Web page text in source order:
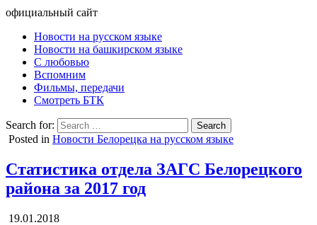
официальный сайт
Новости на русском языке
Новости на башкирском языке
С любовью
Вспомним
Фильмы, передачи
Смотреть БТК
Search for:
Posted in Новости Белорецка на русском языке
Статистика отдела ЗАГС Белорецкого
района за 2017 год
19.01.2018